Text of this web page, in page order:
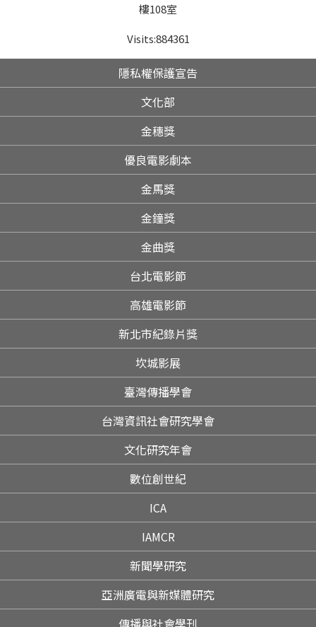
樓108室
Visits:884361
隱私權保護宣告
文化部
金穗獎
優良電影劇本
金馬獎
金鐘獎
金曲獎
台北電影節
高雄電影節
新北市紀錄片獎
坎城影展
臺灣傳播學會
台灣資訊社會研究學會
文化研究年會
數位創世紀
ICA
IAMCR
新聞學研究
亞洲廣電與新媒體研究
傳播與社會學刊